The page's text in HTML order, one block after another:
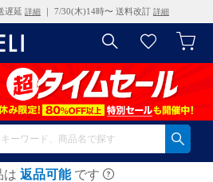
遅延 詳細 ｜ 7/30(木)14時〜 送料改訂 詳細
は 返品可能 です